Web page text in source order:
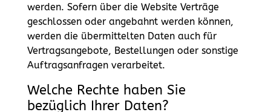
werden. Sofern über die Website Verträge
geschlossen oder angebahnt werden können,
werden die übermittelten Daten auch für
Vertragsangebote, Bestellungen oder sonstige
Auftragsanfragen verarbeitet.
Welche Rechte haben Sie
bezüglich Ihrer Daten?